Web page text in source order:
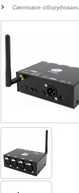
Световое